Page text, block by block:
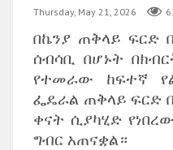
Thursday, May 21, 2026
በኬንያ ጠቅላይ ፍርድ
ሰብሳቢ በሆኑት
የተመራው ከፍተኛ
ፌዴራል ጠቅላይ ፍርድ
ቀናት ሲያካሂድ
ግብር አጠናቋል።